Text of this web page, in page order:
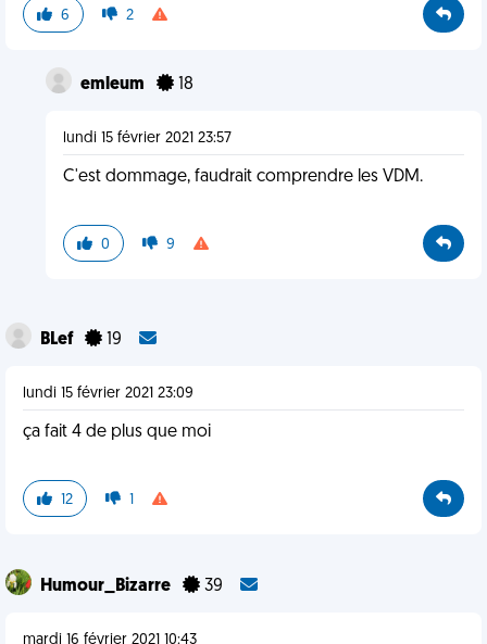
6 2
emleum 18
lundi 15 février 2021 23:57
C'est dommage, faudrait comprendre les VDM.
0 9
BLef 19
lundi 15 février 2021 23:09
ça fait 4 de plus que moi
12 1
Humour_Bizarre 39
mardi 16 février 2021 10:43